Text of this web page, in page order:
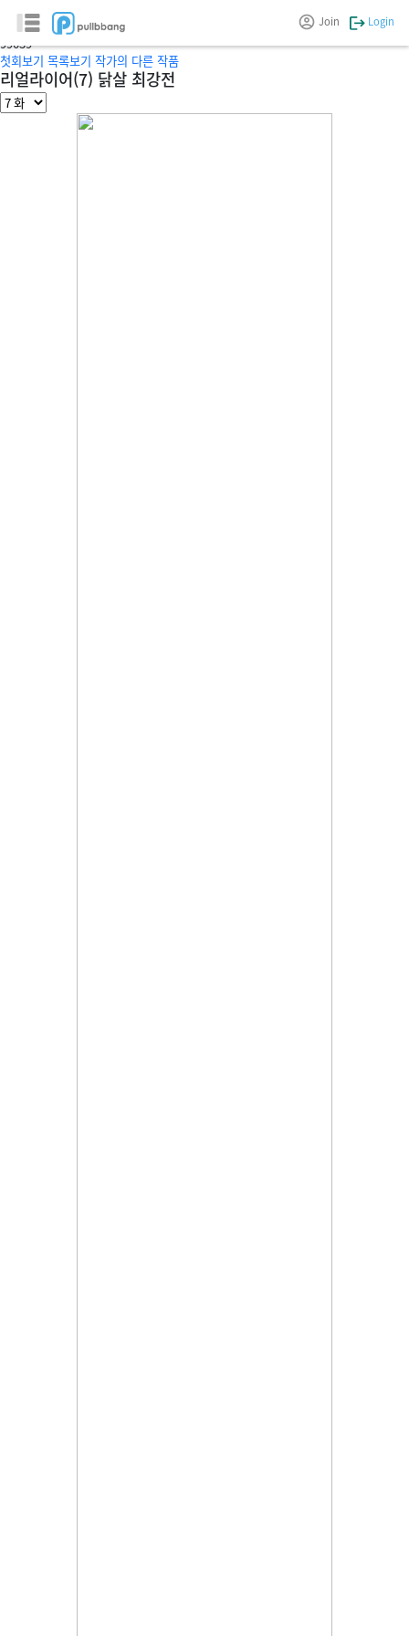
Join Login
리얼 라이어
글/그림 :
소녕Aziz
99039
첫회보기 목록보기 작가의 다른 작품
리얼라이어(7) 닭살 최강전